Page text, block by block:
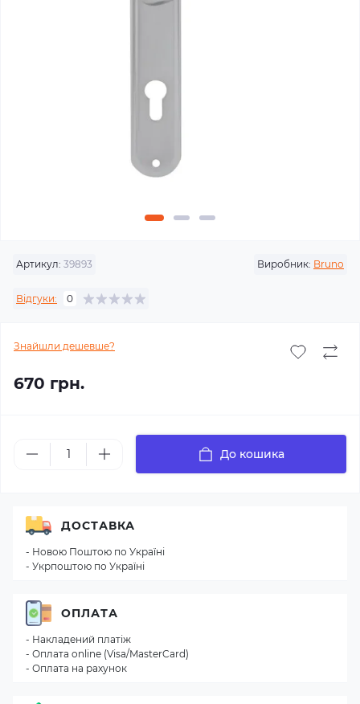
Артикул: 39893 Виробник: Bruno
Відгуки: 0
Знайшли дешевше?
670 грн.
До кошика
ДОСТАВКА
- Новою Поштою по Україні
- Укрпоштою по Україні
ОПЛАТА
- Накладений платіж
- Оплата online (Visa/MasterCard)
- Оплата на рахунок